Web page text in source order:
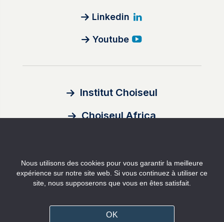
Linkedin
Youtube
Institut Choiseul
Choiseul Africa
Auteurs
Mentions légales
Nous utilisons des cookies pour vous garantir la meilleure
expérience sur notre site web. Si vous continuez à utiliser ce
site, nous supposerons que vous en êtes satisfait.
OK